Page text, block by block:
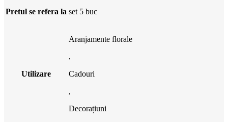
Pretul se refera la set 5 buc
Utilizare
Aranjamente florale
,
Cadouri
,
Decorațiuni